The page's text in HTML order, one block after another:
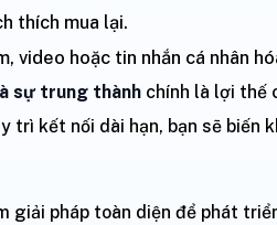
thích mua lại.
video hoặc tin nhắn cá nhân
sự trung thành chính là lợi thế
trì kết nối dài hạn, bạn sẽ biến
giải pháp toàn diện để phát